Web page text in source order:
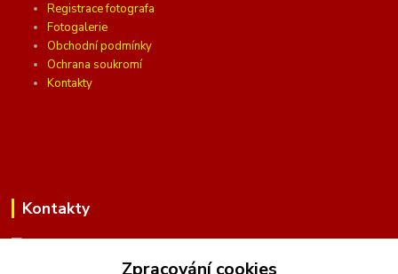
Registrace fotografa
Fotogalerie
Obchodní podmínky
Ochrana soukromí
Kontakty
Kontakty
(Po-Pá, 10 - 16 hod.)
Zpracování cookies